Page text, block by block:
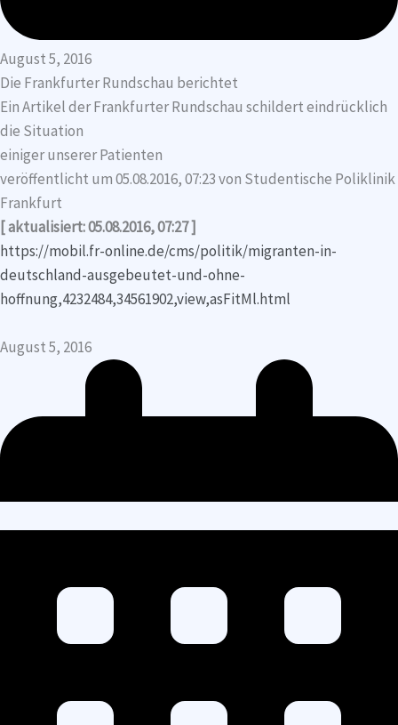
August 5, 2016
Die Frankfurter Rundschau berichtet
Ein Artikel der Frankfurter Rundschau schildert eindrücklich
die Situation
einiger unserer Patienten
veröffentlicht um 05.08.2016, 07:23 von Studentische Poliklinik
Frankfurt
[ aktualisiert: 05.08.2016, 07:27 ]
https://mobil.fr-online.de/cms/politik/migranten-in-
deutschland-ausgebeutet-und-ohne-
hoffnung,4232484,34561902,view,asFitMl.html
August 5, 2016